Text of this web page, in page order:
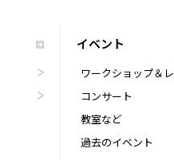
イベント
ワークショップ＆
コンサート
教室など
過去のイベント